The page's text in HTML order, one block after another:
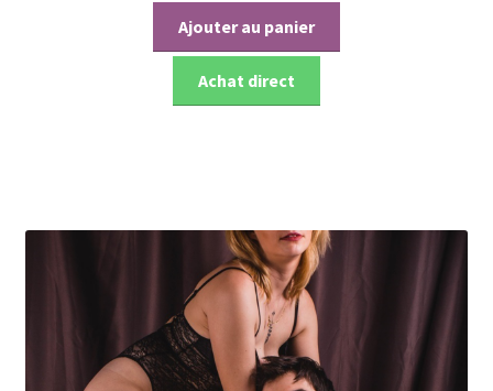
Ajouter au panier
Achat direct